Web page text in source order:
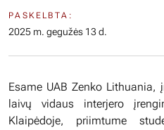
PASKELBTA:
2025 m. gegužės 13 d.
Esame UAB Zenko
laivų vidaus interjero
Klaipėdoje, priimtume